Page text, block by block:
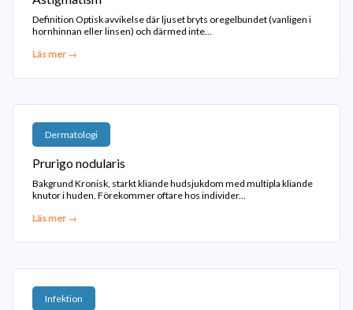
Definition Optisk avvikelse där ljuset bryts oregelbundet (vanligen i
hornhinnan eller linsen) och därmed inte...
Läs mer →
Dermatologi
Prurigo nodularis
Bakgrund Kronisk, starkt kliande hudsjukdom med multipla kliande
knutor i huden. Förekommer oftare hos individer...
Läs mer →
Infektion